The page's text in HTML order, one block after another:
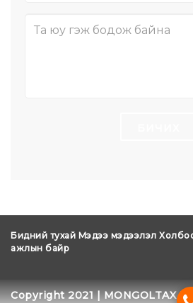
Бидний тухай Мэдээ мэдээлэл
ажлын байр
Copyright 2021 | MONGOLTAX